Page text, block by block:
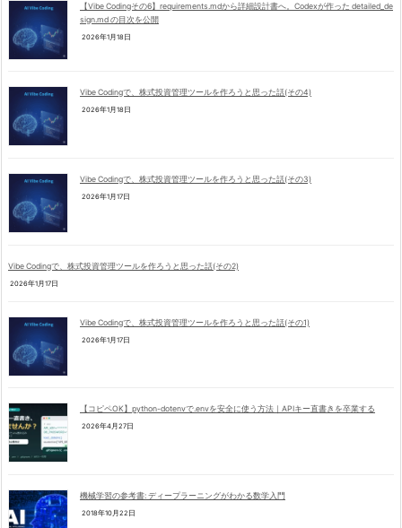
【Vibe Codingその6】requirements.mdから詳細設計書へ。Codexが作った detailed_de
sign.md の目次を公開
2026年1月18日
Vibe Codingで、株式投資管理ツールを作ろうと思った話(その4)
2026年1月18日
Vibe Codingで、株式投資管理ツールを作ろうと思った話(その3)
2026年1月17日
Vibe Codingで、株式投資管理ツールを作ろうと思った話(その2)
2026年1月17日
Vibe Codingで、株式投資管理ツールを作ろうと思った話(その1)
2026年1月17日
【コピペOK】python-dotenvで.envを安全に使う方法｜APIキー直書きを卒業する
2026年4月27日
機械学習の参考書: ディープラーニングがわかる数学入門
2018年10月22日